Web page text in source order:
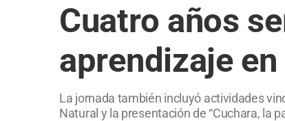
Cuatro años
aprendizaje
La jornada también incluyó actividades
Natural y la presentación de “Cuchara, la